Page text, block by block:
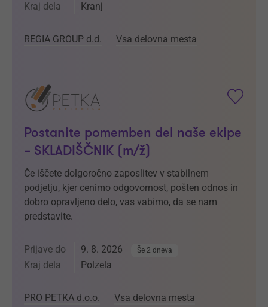
Kraj dela Kranj
REGIA GROUP d.d. Vsa delovna mesta
Postanite pomemben del naše ekipe
– SKLADIŠČNIK (m/ž)
Če iščete dolgoročno zaposlitev v stabilnem
podjetju, kjer cenimo odgovornost, pošten odnos in
dobro opravljeno delo, vas vabimo, da se nam
predstavite.
Prijave do 9. 8. 2026 Še 2 dneva
Kraj dela Polzela
PRO PETKA d.o.o. Vsa delovna mesta